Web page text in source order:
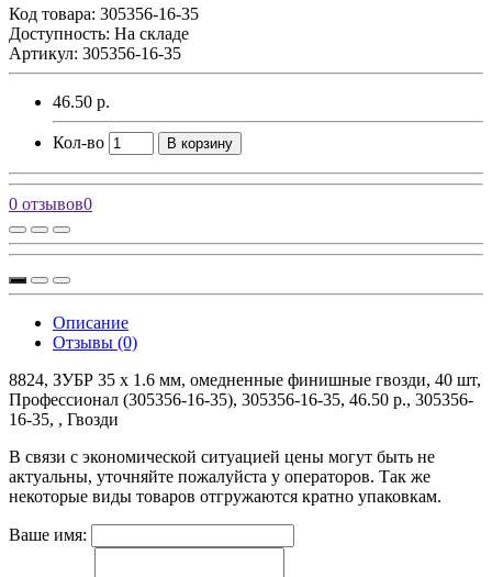
Код товара: 305356-16-35
Доступность: На складе
Артикул: 305356-16-35
46.50 р.
Кол-во В корзину
0 отзывов0
Описание
Отзывы (0)
8824, ЗУБР 35 х 1.6 мм, омедненные финишные гвозди, 40 шт,
Профессионал (305356-16-35), 305356-16-35, 46.50 р., 305356-
16-35, , Гвозди
В связи с экономической ситуацией цены могут быть не
актуальны, уточняйте пожалуйста у операторов. Так же
некоторые виды товаров отгружаются кратно упаковкам.
Ваше имя: